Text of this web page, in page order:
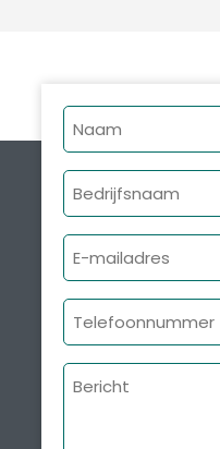
Naam
Bedrijfsnaam
E-
mailadres
Bericht